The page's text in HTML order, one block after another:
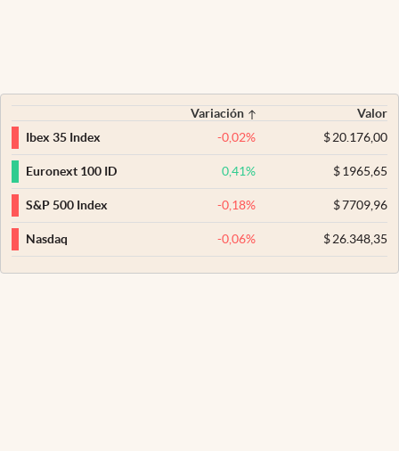
Variación
Valor
Ibex 35 Index
-0,02% $20.176,00
Euronext 100 ID 0,41% $1965,65
S&P 500 Index -0,18% $7709,96
Nasdaq -0,06% $26.348,35